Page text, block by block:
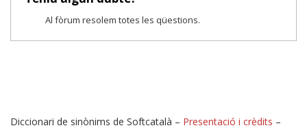
Al fòrum resolem totes les qüestions.
Diccionari de sinònims de Softcatalà – Presentació i crèdits –